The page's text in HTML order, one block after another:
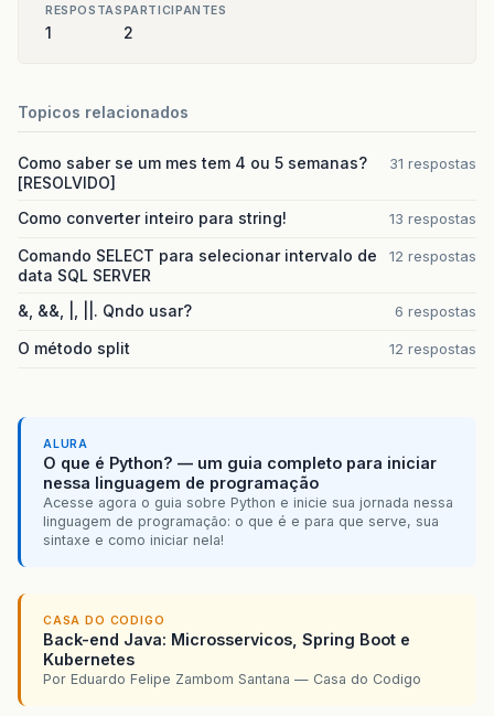
RESPOSTAS
1
PARTICIPANTES
2
Topicos relacionados
Como saber se um mes tem 4 ou 5 semanas?
[RESOLVIDO]
31 respostas
Como converter inteiro para string! 13 respostas
Comando SELECT para selecionar intervalo de
data SQL SERVER
12 respostas
&, &&, |, ||. Qndo usar? 6 respostas
O método split 12 respostas
ALURA
O que é Python? — um guia completo para iniciar
nessa linguagem de programação
Acesse agora o guia sobre Python e inicie sua jornada nessa
linguagem de programação: o que é e para que serve, sua
sintaxe e como iniciar nela!
CASA DO CODIGO
Back-end Java: Microsservicos, Spring Boot e
Kubernetes
Por Eduardo Felipe Zambom Santana — Casa do Codigo